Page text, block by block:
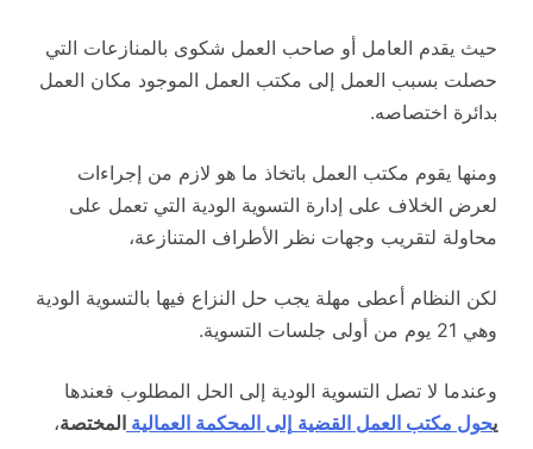
حيث يقدم العامل أو صاحب العمل شكوى بالمنازعات التي
حصلت بسبب العمل إلى مكتب العمل الموجود مكان العمل
بدائرة اختصاصه.
ومنها يقوم مكتب العمل باتخاذ ما هو لازم من إجراءات
لعرض الخلاف على إدارة التسوية الودية التي تعمل على
محاولة لتقريب وجهات نظر الأطراف المتنازعة،
لكن النظام أعطى مهلة يجب حل النزاع فيها بالتسوية الودية
وهي 21 يوم من أولى جلسات التسوية.
وعندما لا تصل التسوية الودية إلى الحل المطلوب فعندها
يحول مكتب العمل القضية إلى المحكمة العمالية المختصة،